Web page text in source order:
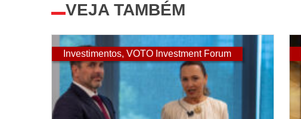
VEJA TAMBÉM
Investimentos, VOTO Investment Forum